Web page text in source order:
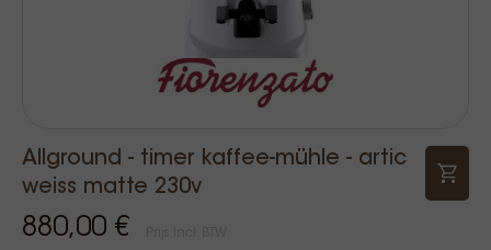
Allground - timer kaffee-mühle - artic
weiss matte 230v
880,00 €